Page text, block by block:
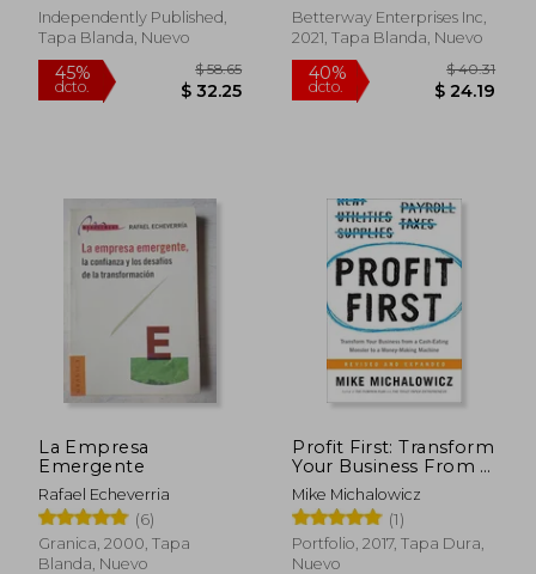
Independently Published,
Tapa Blanda, Nuevo
dcto.
Figures With a new
Hybrid Education
Betterway Enterprises Inc,
2021, Tapa Blanda, Nuevo
40%
dcto.
La Empresa
Emergente
Rafael Echeverria
(6)
Granica, 2000, Tapa
Blanda, Nuevo
Profit First: Transform
Your Business From a
Cash-Eating Monster
to a Money-Making
Machine (en Inglés)
Mike Michalowicz
(1)
Portfolio, 2017, Tapa Dura,
Nuevo